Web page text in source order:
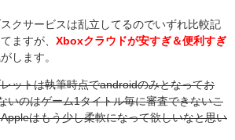
クサービスは乱立してるのでいずれ比較記
ますが、 Xboxクラウドが安すぎ＆便利すぎ
します。
ットは執筆時点でandroidのみとなってお
いのはゲーム1タイトル毎に審査できないこ
はもう少し柔軟になって欲しいなと思い